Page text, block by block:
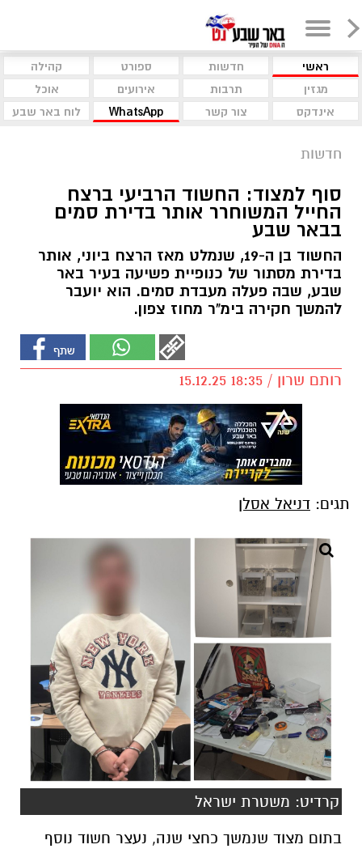
ראשי חדשות ספורט
קהילה
מגזין
תרבות אירועים
אוכל
אינדקס
צור קשר WhatsApp לוח באר שבע
חדשות
סוף למצוד: החשוד הרביעי ברצח
החייל המשוחרר אותר בדירת סמים
בבאר שבע
החשוד בן ה-19, שנמלט מאז הרצח ביוני, אותר
בדירת מסתור של כנופיית פשיעה בעיר באר
שבע, שבה פעלה מעבדת סמים. הוא יועבר
להמשך חקירה בימ"ר מחוז צפון.
רותם שרון / 18:35 15.12.25
תגים: דניאל אסלן
קרדיט: משטרת ישראל
בתום מצוד שנמשך כחצי שנה, נעצר חשוד נוסף